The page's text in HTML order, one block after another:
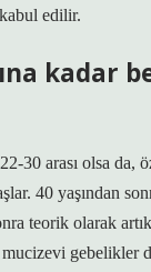
edilir.
kadar
30 arası olsa da,
40 yaşından
teorik olarak
gebelikler